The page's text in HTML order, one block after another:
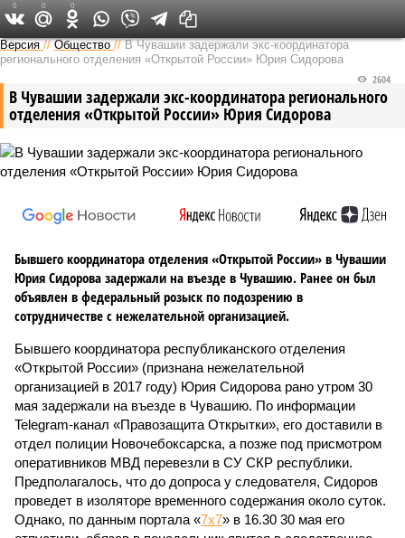
Версия в Чувашии
Версия //Общество //В Чувашии задержали экс-координатора
регионального отделения «Открытой России» Юрия Сидорова
В Чувашии задержали экс-координатора регионального
отделения «Открытой России» Юрия Сидорова
2604
Бывшего координатора отделения «Открытой России» в Чувашии
Юрия Сидорова задержали на въезде в Чувашию. Ранее он был
объявлен в федеральный розыск по подозрению в
сотрудничестве с нежелательной организацией.
Бывшего координатора республиканского отделения
«Открытой России» (признана нежелательной
организацией в 2017 году) Юрия Сидорова рано утром 30
мая задержали на въезде в Чувашию. По информации
Telegram-канал «Правозащита Открытки», его доставили в
отдел полиции Новочебоксарска, а позже под присмотром
оперативников МВД перевезли в СУ СКР республики.
Предполагалось, что до допроса у следователя, Сидоров
проведет в изоляторе временного содержания около суток.
Однако, по данным портала «7х7» в 16.30 30 мая его
0 0 0